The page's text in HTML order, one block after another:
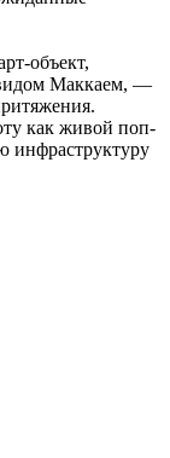
объект,
Маккаем, —
как живой поп-
инфраструктуру